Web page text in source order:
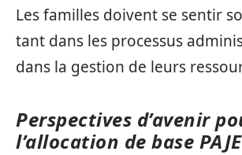
Les familles doivent se sentir
tant dans les processus
dans la gestion de leurs
Perspectives d’avenir
l’allocation de base PAJE